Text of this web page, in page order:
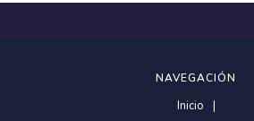
NAVEGACIÓN
Inicio